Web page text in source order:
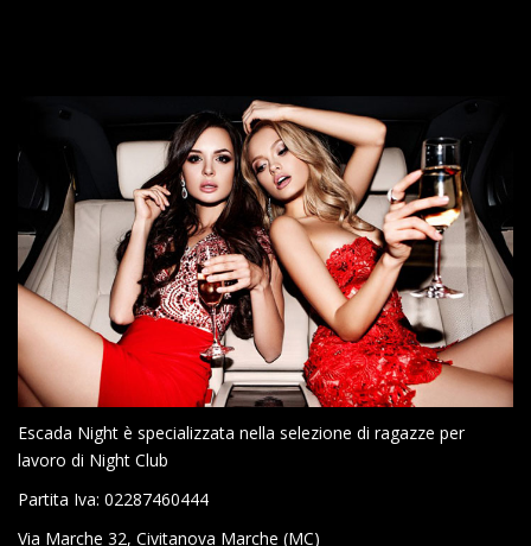
Escada Night è specializzata nella selezione di ragazze per
lavoro di Night Club
Partita Iva: 02287460444
Via Marche 32, Civitanova Marche (MC)